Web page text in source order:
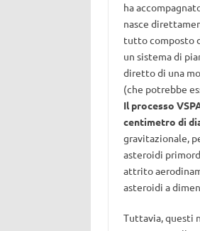
ha
nasce
tutto composto
un sistema di
diretto di una
(che potrebbe
Il processo
centimetro di
gravitazionale,
asteroidi
attrito
asteroidi a
Tuttavia, questi